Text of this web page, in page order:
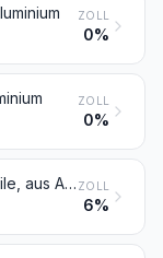
ZOLL
0%
ZOLL
0%
Stangen (Stäbe) und Profile, aus Aluminium ZOLL
6%